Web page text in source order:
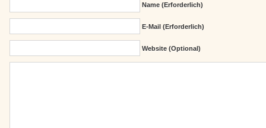
Name (erforderlich)
E-Mail (erforderlich)
Website (Optional)